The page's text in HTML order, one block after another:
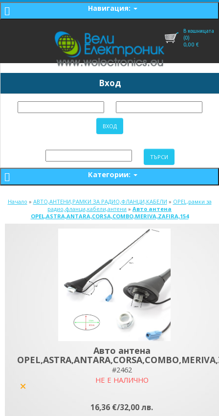
Навигация:
В кошницата
(0)
0,00 €
Вход
Категории:
Начало » АВТО,АНТЕНИ,РАМКИ ЗА РАДИО,ФЛАНЦИ,КАБЕЛИ » OPEL,рамки за
радио,фланци,кабели,антени » Авто антена
OPEL,ASTRA,ANTARA,CORSA,COMBO,MERIVA,ZAFIRA,154
Авто антена
#2462
НЕ Е НАЛИЧНО
16,36 €/32,00 лв.